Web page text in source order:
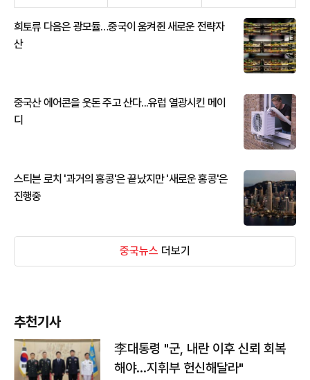
희토류 다음은 광모듈…중국이 움켜쥔 새로운 전략자
산
중국산 에어콘을 웃돈 주고 산다...유럽 열광시킨 메이
디
스티븐 로치 '과거의 홍콩'은 끝났지만 '새로운 홍콩'은
진행중
중국뉴스 더보기
추천기사
李대통령 "군, 내란 이후 신뢰 회복
해야…지휘부 헌신해달라"